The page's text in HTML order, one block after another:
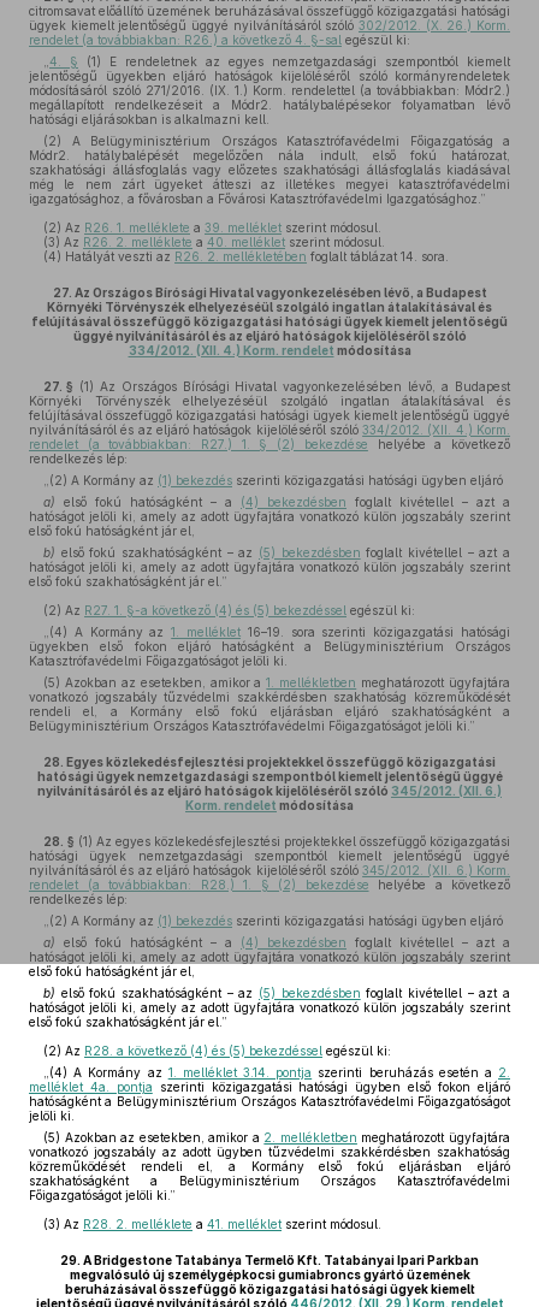
citromsavat előállító üzemének beruházásával összefüggő közigazgatási hatósági
ügyek kiemelt jelentőségű üggyé nyilvánításáról szóló 302/2012. (X. 26.) Korm.
rendelet (a továbbiakban: R26.) a következő 4. §-sal egészül ki:
4. § (1) E rendeletnek az egyes nemzetgazdasági szempontból kiemelt
jelentőségű ügyekben eljáró hatóságok kijelöléséről szóló kormányrendeletek
módosításáról szóló 271/2016. (IX. 1.) Korm. rendelettel (a továbbiakban: Módr2.)
megállapított rendelkezéseit a Módr2. hatálybalépésekor folyamatban lévő
hatósági eljárásokban is alkalmazni kell.
(2) A Belügyminisztérium Országos Katasztrófavédelmi Főigazgatóság a
Módr2. hatálybalépését megelőzően nála indult, első fokú határozat,
szakhatósági állásfoglalás vagy előzetes szakhatósági állásfoglalás kiadásával
még le nem zárt ügyeket átteszi az illetékes megyei katasztrófavédelmi
igazgatósághoz, a fővárosban a Fővárosi Katasztrófavédelmi Igazgatósághoz.”
(2) Az R26. 1. melléklete a 39. melléklet szerint módosul.
(3) Az R26. 2. melléklete a 40. melléklet szerint módosul.
(4) Hatályát veszti az R26. 2. mellékletében foglalt táblázat 14. sora.
27. Az Országos Bírósági Hivatal vagyonkezelésében lévő, a Budapest
Környéki Törvényszék elhelyezéséül szolgáló ingatlan átalakításával és
felújításával összefüggő közigazgatási hatósági ügyek kiemelt jelentőségű
üggyé nyilvánításáról és az eljáró hatóságok kijelöléséről szóló
334/2012. (XII. 4.) Korm. rendelet módosítása
27. § (1) Az Országos Bírósági Hivatal vagyonkezelésében lévő, a Budapest
Környéki Törvényszék elhelyezéséül szolgáló ingatlan átalakításával és
felújításával összefüggő közigazgatási hatósági ügyek kiemelt jelentőségű üggyé
nyilvánításáról és az eljáró hatóságok kijelöléséről szóló334/2012. (XII. 4.) Korm.
rendelet (a továbbiakban: R27.) 1. § (2) bekezdése helyébe a következő
rendelkezés lép:
„(2) A Kormány az (1) bekezdés szerinti közigazgatási hatósági ügyben eljáró
a) első fokú hatóságként – a (4) bekezdésben foglalt kivétellel – azt a
hatóságot jelöli ki, amely az adott ügyfajtára vonatkozó külön jogszabály szerint
első fokú hatóságként jár el,
b) első fokú szakhatóságként – az (5) bekezdésben foglalt kivétellel – azt a
hatóságot jelöli ki, amely az adott ügyfajtára vonatkozó külön jogszabály szerint
első fokú szakhatóságként jár el.”
(2) Az R27. 1. §-a következő (4) és (5) bekezdéssel egészül ki:
„(4) A Kormány az1. melléklet 16–19. sora szerinti közigazgatási hatósági
ügyekben első fokon eljáró hatóságként a Belügyminisztérium Országos
Katasztrófavédelmi Főigazgatóságot jelöli ki.
(5) Azokban az esetekben, amikor a1. mellékletben meghatározott ügyfajtára
vonatkozó jogszabály tűzvédelmi szakkérdésben szakhatóság közreműködését
rendeli el, a Kormány első fokú eljárásban eljáró szakhatóságként a
Belügyminisztérium Országos Katasztrófavédelmi Főigazgatóságot jelöli ki.”
28. Egyes közlekedésfejlesztési projektekkel összefüggő közigazgatási
hatósági ügyek nemzetgazdasági szempontból kiemelt jelentőségű üggyé
nyilvánításáról és az eljáró hatóságok kijelöléséről szóló 345/2012. (XII. 6.)
Korm. rendelet módosítása
28. § (1) Az egyes közlekedésfejlesztési projektekkel összefüggő közigazgatási
hatósági ügyek nemzetgazdasági szempontból kiemelt jelentőségű üggyé
nyilvánításáról és az eljáró hatóságok kijelöléséről szóló345/2012. (XII. 6.) Korm.
rendelet (a továbbiakban: R28.) 1. § (2) bekezdése helyébe a következő
rendelkezés lép:
„(2) A Kormány az (1) bekezdés szerinti közigazgatási hatósági ügyben eljáró
a) első fokú hatóságként – a (4) bekezdésben foglalt kivétellel – azt a
hatóságot jelöli ki, amely az adott ügyfajtára vonatkozó külön jogszabály szerint
első fokú hatóságként jár el,
b) első fokú szakhatóságként – az (5) bekezdésben foglalt kivétellel – azt a
hatóságot jelöli ki, amely az adott ügyfajtára vonatkozó külön jogszabály szerint
első fokú szakhatóságként jár el.”
(2) Az R28. a következő (4) és (5) bekezdéssel egészül ki:
„(4) A Kormány az 1. melléklet 3.14. pontja szerinti beruházás esetén a 2.
melléklet 4a. pontja szerinti közigazgatási hatósági ügyben első fokon eljáró
hatóságként a Belügyminisztérium Országos Katasztrófavédelmi Főigazgatóságot
jelöli ki.
(5) Azokban az esetekben, amikor a 2. mellékletben meghatározott ügyfajtára
vonatkozó jogszabály az adott ügyben tűzvédelmi szakkérdésben szakhatóság
közreműködését rendeli el, a Kormány első fokú eljárásban eljáró
szakhatóságként a Belügyminisztérium Országos Katasztrófavédelmi
Főigazgatóságot jelöli ki.”
(3) Az R28. 2. melléklete a 41. melléklet szerint módosul.
29. A Bridgestone Tatabánya Termelő Kft. Tatabányai Ipari Parkban
megvalósuló új személygépkocsi gumiabroncs gyártó üzemének
beruházásával összefüggő közigazgatási hatósági ügyek kiemelt
jelentőségű üggyé nyilvánításáról szóló 446/2012. (XII. 29.) Korm. rendelet